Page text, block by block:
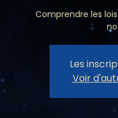
Comprendre les
Les
Voir